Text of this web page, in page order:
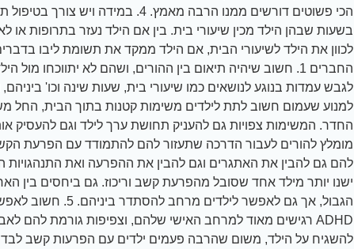
הכי פשוטים דורשים ממנו הרבה מאמץ. 4.
בשעות שבהן הילד מכין שיעורי בית. בין אם הילד נעזר בתרופות או
לכוון את הילד לשיעורי הבית, אם הילד ממקד את תשומת ליבו
החברים 1. חשוב שיהיה תיאום בין ההורים, ושהם לא יתווכחו
למנוע שעמום חשוב לתת לילדים משימות קטנות בתוך הבית, החל
מומלץ להורים לעבור הדרכה שתעזור להם להתמודד עם הפרעת
ישנו יותר מילד אחד שסובל מהפרעת קשב וריכוז. גם ביחסים בין
הגבול, אך גם לאפשר